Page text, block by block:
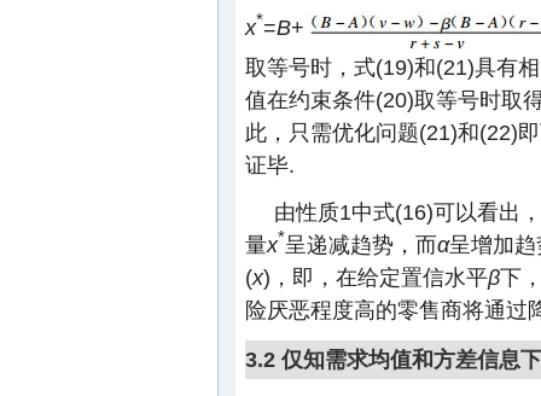
x*=B+
取等号时，式(19)和(21)具有
值在约束条件(20)取等号时取
此，只需优化问题(21)和(22)
证毕.
由性质1中式(16)可以看出
量x*呈递减趋势，而α呈增加
(x)，即，在给定置信水平β下
险厌恶程度高的零售商将通过
3.2 仅知需求均值和方差信息